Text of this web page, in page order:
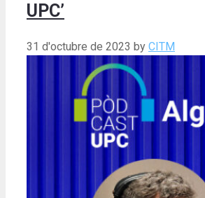
UPC’
31 d'octubre de 2023 by CITM